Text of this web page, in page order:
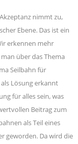
nimmt zu,
Ebene. Das ist ein
erkennen mehr
über das Thema
Seilbahn für
Lösung erkannt
für alles sein, was
Beitrag zum
als Teil eines
geworden. Da wird die